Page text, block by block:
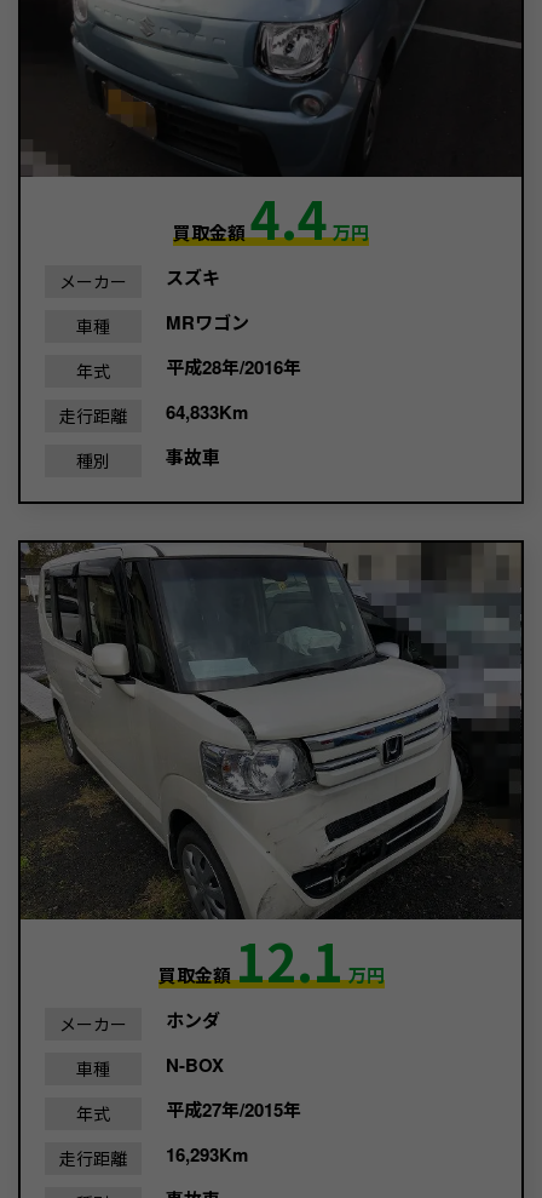
買取金額4.4万円
メーカー スズキ
車種 MRワゴン
年式 平成28年/2016年
走行距離 64,833Km
種別 事故車
買取金額12.1万円
メーカー ホンダ
車種 N-BOX
年式 平成27年/2015年
走行距離 16,293Km